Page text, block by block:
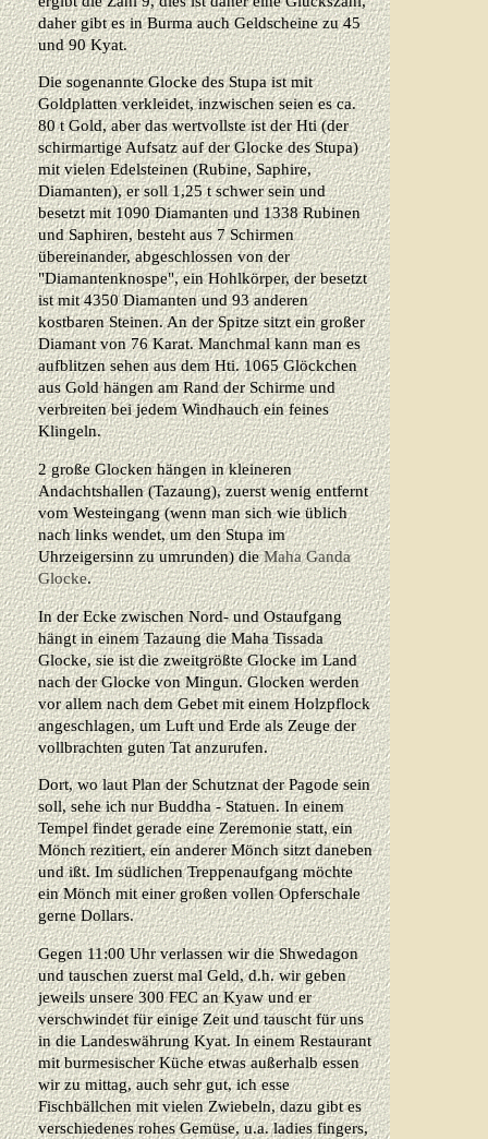
daher gibt es in Burma auch Geldscheine zu 45
und 90 Kyat.
Die sogenannte Glocke des Stupa ist mit
Goldplatten verkleidet, inzwischen seien es ca.
80 t Gold, aber das wertvollste ist der Hti (der
schirmartige Aufsatz auf der Glocke des Stupa)
mit vielen Edelsteinen (Rubine, Saphire,
Diamanten), er soll 1,25 t schwer sein und
besetzt mit 1090 Diamanten und 1338 Rubinen
und Saphiren, besteht aus 7 Schirmen
übereinander, abgeschlossen von der
"Diamantenknospe", ein Hohlkörper, der besetzt
ist mit 4350 Diamanten und 93 anderen
kostbaren Steinen. An der Spitze sitzt ein großer
Diamant von 76 Karat. Manchmal kann man es
aufblitzen sehen aus dem Hti. 1065 Glöckchen
aus Gold hängen am Rand der Schirme und
verbreiten bei jedem Windhauch ein feines
Klingeln.
2 große Glocken hängen in kleineren
Andachtshallen (Tazaung), zuerst wenig entfernt
vom Westeingang (wenn man sich wie üblich
nach links wendet, um den Stupa im
Uhrzeigersinn zu umrunden) dieMaha Ganda
Glocke.
In der Ecke zwischen Nord- und Ostaufgang
hängt in einem Tazaung die Maha Tissada
Glocke, sie ist die zweitgrößte Glocke im Land
nach der Glocke von Mingun. Glocken werden
vor allem nach dem Gebet mit einem Holzpflock
angeschlagen, um Luft und Erde als Zeuge der
vollbrachten guten Tat anzurufen.
Dort, wo laut Plan der Schutznat der Pagode sein
soll, sehe ich nur Buddha - Statuen. In einem
Tempel findet gerade eine Zeremonie statt, ein
Mönch rezitiert, ein anderer Mönch sitzt daneben
und ißt. Im südlichen Treppenaufgang möchte
ein Mönch mit einer großen vollen Opferschale
gerne Dollars.
Gegen 11:00 Uhr verlassen wir die Shwedagon
und tauschen zuerst mal Geld, d.h. wir geben
jeweils unsere 300 FEC an Kyaw und er
verschwindet für einige Zeit und tauscht für uns
in die Landeswährung Kyat. In einem Restaurant
mit burmesischer Küche etwas außerhalb essen
wir zu mittag, auch sehr gut, ich esse
Fischbällchen mit vielen Zwiebeln, dazu gibt es
verschiedenes rohes Gemüse, u.a. ladies fingers,